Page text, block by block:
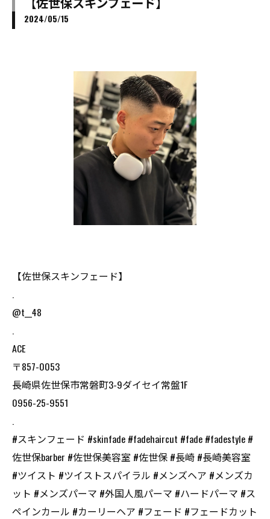
2024/05/15
【佐世保スキンフェード】
.
@t__48
.
ACE
〒857-0053
長崎県佐世保市常磐町3-9ダイセイ常盤1F
0956-25-9551
.
#スキンフェード #skinfade #fadehaircut #fade #fadestyle #
佐世保barber #佐世保美容室 #佐世保 #長崎 #長崎美容室
#ツイスト #ツイストスパイラル #メンズヘア #メンズカ
ット #メンズパーマ #外国人風パーマ #ハードパーマ #ス
ペインカール #カーリーヘア #フェード #フェードカット